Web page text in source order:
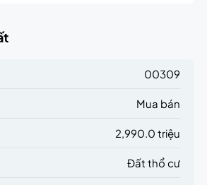
00309
Mua bán
2,990.0 triệu
Đất thổ cư